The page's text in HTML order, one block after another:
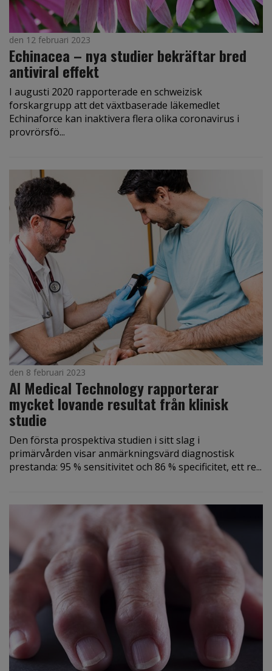
den 12 februari 2023
Echinacea – nya studier bekräftar bred
antiviral effekt
I augusti 2020 rapporterade en schweizisk
forskargrupp att det växtbaserade läkemedlet
Echinaforce kan inaktivera flera olika coronavirus i
provrörsfö...
den 8 februari 2023
AI Medical Technology rapporterar
mycket lovande resultat från klinisk
studie
Den första prospektiva studien i sitt slag i
primärvården visar anmärkningsvärd diagnostisk
prestanda: 95 % sensitivitet och 86 % specificitet, ett re...